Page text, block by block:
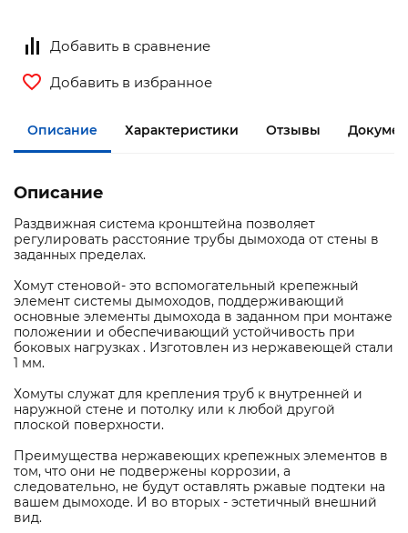
Добавить в сравнение
Добавить в избранное
Описание Характеристики Отзывы
Описание
Раздвижная система кронштейна позволяет
регулировать расстояние трубы дымохода от стены в
заданных пределах.
Хомут стеновой- это вспомогательный крепежный
элемент системы дымоходов, поддерживающий
основные элементы дымохода в заданном при монтаже
положении и обеспечивающий устойчивость при
боковых нагрузках . Изготовлен из нержавеющей стали
1 мм.
Хомуты служат для крепления труб к внутренней и
наружной стене и потолку или к любой другой
плоской поверхности.
Преимущества нержавеющих крепежных элементов в
том, что они не подвержены коррозии, а
следовательно, не будут оставлять ржавые подтеки на
вашем дымоходе. И во вторых - эстетичный внешний
вид.